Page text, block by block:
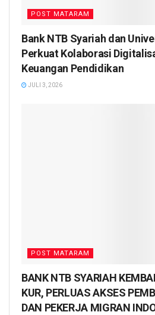
POST MATARAM
Bank NTB Syariah dan
Perkuat Kolaborasi
Keuangan Pendidikan
JULI 3, 2026
POST MATARAM
BANK NTB SYARIAH
KUR, PERLUAS AKSES
DAN PEKERJA MIGRAN